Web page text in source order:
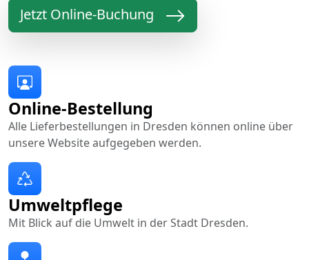
Jetzt Online-Buchung
Online-Bestellung
Alle Lieferbestellungen in Dresden können online über
unsere Website aufgegeben werden.
Umweltpflege
Mit Blick auf die Umwelt in der Stadt Dresden.